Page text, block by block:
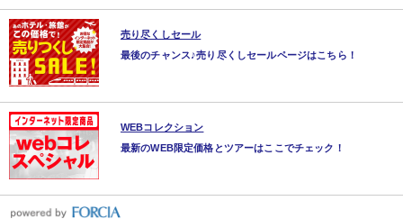
売り尽くしセール
最後のチャンス♪売り尽くしセールページはこちら！
WEBコレクション
最新のWEB限定価格とツアーはここでチェック！